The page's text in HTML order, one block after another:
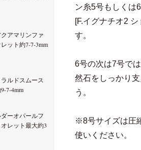
ン糸5号もしくは
[F.イグナチオ2
す。
6号の次は7号で
然石をしっかり
う。
※8号サイズは圧
使いください。
アマリンファ
ット約7-7-3mm
ルドスムース
7-4mm
ーオパールフ
レット最大約3